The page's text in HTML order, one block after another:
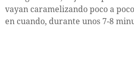
vayan caramelizando poco a
en cuando, durante unos 7-8